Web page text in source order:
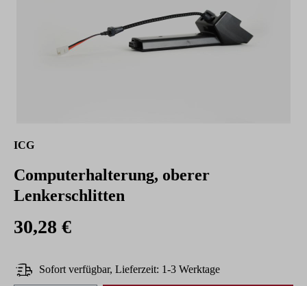
ICG
Computerhalterung, oberer
Lenkerschlitten
30,28 €
Sofort verfügbar, Lieferzeit: 1-3 Werktage